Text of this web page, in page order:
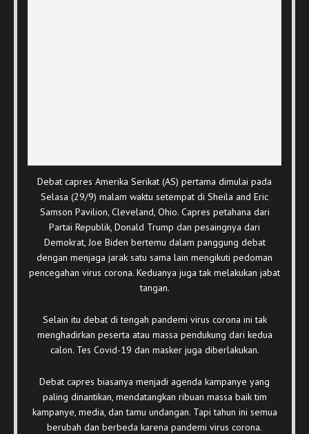
Debat capres Amerika Serikat (AS) pertama dimulai pada
Selasa (29/9) malam waktu setempat di Sheila and Eric
Samson Pavilion, Cleveland, Ohio. Capres petahana dari
Partai Republik, Donald Trump dan pesaingnya dari
Demokrat, Joe Biden bertemu dalam panggung debat
dengan menjaga jarak satu sama lain mengikuti pedoman
pencegahan virus corona. Keduanya juga tak melakukan jabat
tangan.
Selain itu debat di tengah pandemi virus corona ini tak
menghadirkan peserta atau massa pendukung dari kedua
calon. Tes Covid-19 dan masker juga diberlakukan.
Debat capres biasanya menjadi agenda kampanye yang
paling dinantikan, mendatangkan ribuan massa baik tim
kampanye, media, dan tamu undangan. Tapi tahun ini semua
berubah dan berbeda karena pandemi virus corona.